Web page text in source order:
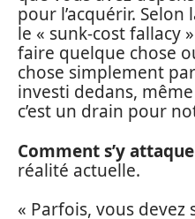
pour l’acquérir.
le « sunk-cost fallacy
faire quelque chose
chose simplement
investi dedans,
c’est un drain pour
Comment s’y
réalité actuelle.
« Parfois, vous